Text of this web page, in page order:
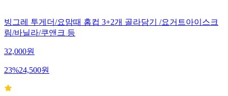
빙그레 투게더/요맘때 홈컵 3+2개 골라담기 /요거트아이스크
림/바닐라/쿠앤크 등
32,000원
23%24,500원